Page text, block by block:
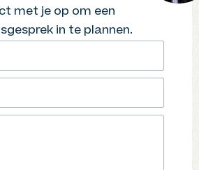
met je op om een
in te plannen.